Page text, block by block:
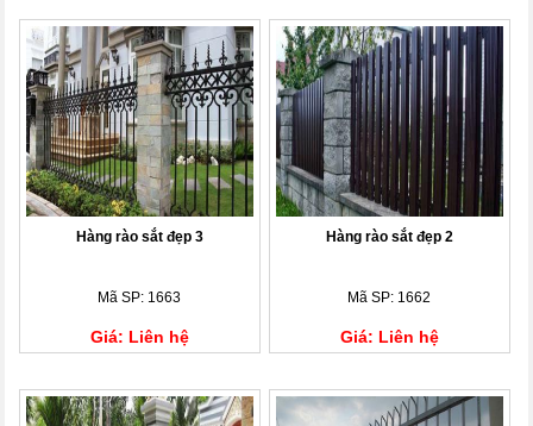
Hàng rào sắt đẹp 3
Mã SP: 1663
Giá: Liên hệ
Hàng rào sắt đẹp 2
Mã SP: 1662
Giá: Liên hệ